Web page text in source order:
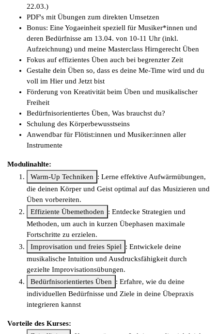
22.03.)
PDF's mit Übungen zum direkten Umsetzen
Bonus: Eine Yogaeinheit speziell für Musiker*innen und
deren Bedürfnisse am 13.04. von 10-11 Uhr (inkl.
Aufzeichnung) und meine Masterclass Hirngerecht Üben
Fokus auf effizientes Üben auch bei begrenzter Zeit
Gestalte dein Üben so, dass es deine Me-Time wird und du
voll im Hier und Jetzt bist
Förderung von Kreativität beim Üben und musikalischer
Freiheit
Bedürfnisorientiertes Üben, Was brauchst du?
Schulung des Körperbewusstseins
Anwendbar für Flötist:innen und Musiker:innen aller
Instrumente
Modulinahlte:
Warm-Up Techniken
: Lerne effektive Aufwärmübungen,
die deinen Körper und Geist optimal auf das Musizieren und
Üben vorbereiten.
Effiziente Übemethoden
: Entdecke Strategien und
Methoden, um auch in kurzen Übephasen maximale
Fortschritte zu erzielen.
Improvisation und freies Spiel
: Entwickele deine
musikalische Intuition und Ausdrucksfähigkeit durch
gezielte Improvisationsübungen.
Bedürfnisorientiertes Üben
: Erfahre, wie du deine
individuellen Bedürfnisse und Ziele in deine Übepraxis
integrieren kannst
Vorteile des Kurses: